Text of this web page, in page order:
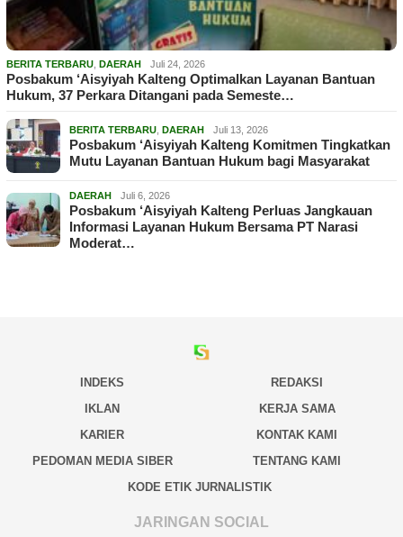
BERITA TERBARU DAERAH Juli 24, 2026
Posbakum ‘Aisyiyah Kalteng Optimalkan Layanan Bantuan
Hukum, 37 Perkara Ditangani pada Semeste…
BERITA TERBARU DAERAH Juli 13, 2026
Posbakum ‘Aisyiyah Kalteng Komitmen Tingkatkan
Mutu Layanan Bantuan Hukum bagi Masyarakat
DAERAH Juli 6, 2026
Posbakum ‘Aisyiyah Kalteng Perluas Jangkauan
Informasi Layanan Hukum Bersama PT Narasi
Moderat…
INDEKS
REDAKSI
IKLAN
KERJA SAMA
KARIER
KONTAK KAMI
PEDOMAN MEDIA SIBER
TENTANG KAMI
KODE ETIK JURNALISTIK
JARINGAN SOCIAL